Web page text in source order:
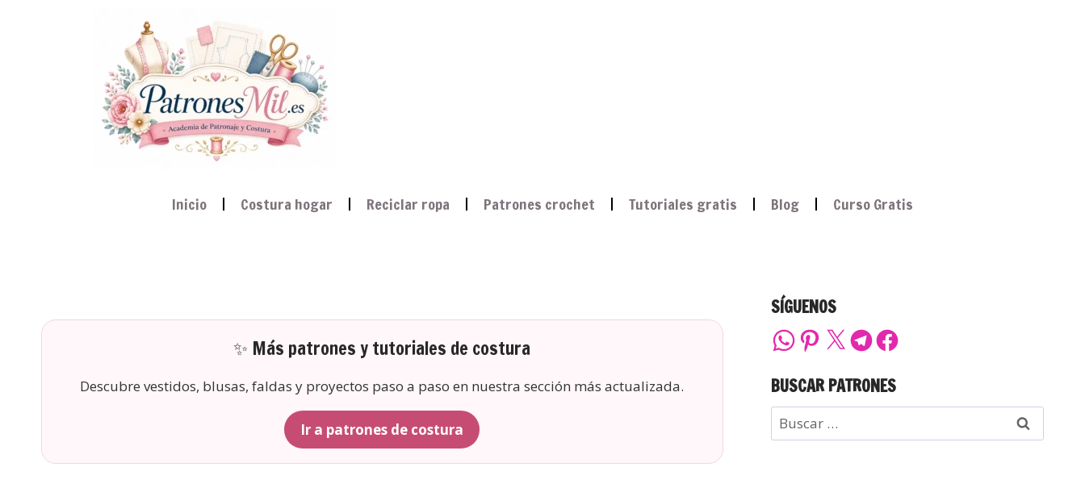
Inicio Costura hogar Reciclar ropa Patrones crochet Tutoriales gratis Blog Curso Gratis
✨ Más patrones y tutoriales de costura
Descubre vestidos, blusas, faldas y proyectos paso a paso en nuestra sección más actualizada.
Ir a patrones de costura
SÍGUENOS
BUSCAR PATRONES